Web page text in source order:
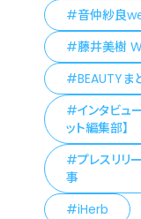
音仲紗良
藤井美樹
BEAUTYま
インタビュ
ット編集部】
プレスリリ
事
iHerb